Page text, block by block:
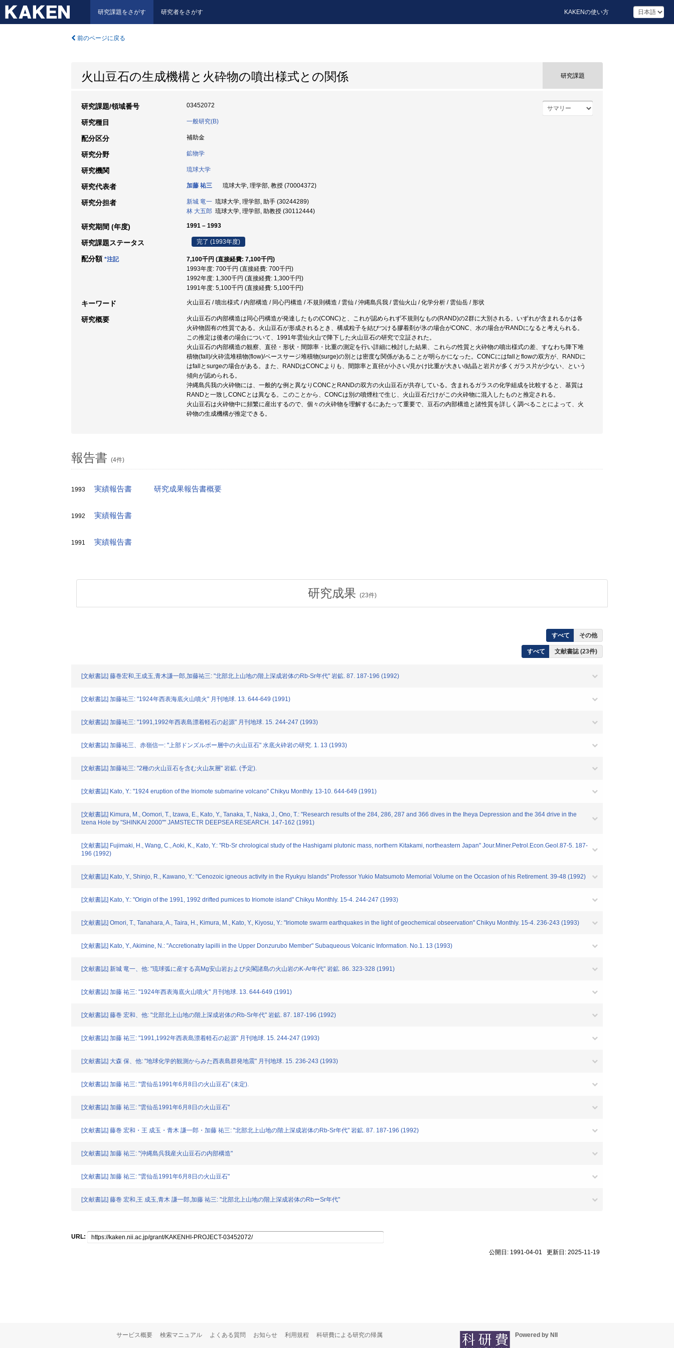
研究課題をさがす 研究者をさがす KAKENの使い方
前のページに戻る
火山豆石の生成機構と火砕物の噴出様式との関係 研究課題
研究課題/領域番号 03452072
研究種目 一般研究(B)
配分区分 補助金
研究分野 鉱物学
研究機関 琉球大学
研究代表者 加藤 祐三 琉球大学, 理学部, 教授 (70004372)
研究分担者 新城 竜一 琉球大学, 理学部, 助手 (30244289)
林 大五郎 琉球大学, 理学部, 助教授 (30112444)
研究期間 (年度) 1991 – 1993
研究課題ステータス 完了 (1993年度)
配分額 *注記
7,100千円 (直接経費: 7,100千円)
1993年度: 700千円 (直接経費: 700千円)
1992年度: 1,300千円 (直接経費: 1,300千円)
1991年度: 5,100千円 (直接経費: 5,100千円)
キーワード 火山豆石 / 噴出様式 / 内部構造 / 同心円構造 / 不規則構造 / 雲仙 / 沖縄島呉我 / 雲仙火山 / 化学分析 / 雲仙岳 / 形状
研究概要
火山豆石の内部構造は同心円構造が発達したもの(CONC)と、これが認められず不規則なもの(RAND)の2群に大別される。いずれが含まれるかは各
火砕物固有の性質である。火山豆石が形成されるとき、構成粒子を結びつける膠着剤が氷の場合がCONC、水の場合がRANDになると考えられる。
この推定は後者の場合について、1991年雲仙火山で降下した火山豆石の研究で立証された。
火山豆石の内部構造の観察、直径・形状・間隙率・比重の測定を行い詳細に検討した結果、これらの性質と火砕物の噴出様式の差、すなわち降下堆
積物(fall)/火砕流堆積物(flow)/ベースサージ堆積物(surge)の別とは密度な関係があることが明らかになった。CONCにはfallとflowの双方が、RANDに
はfallとsurgeの場合がある。また、RANDはCONCよりも、間隙率と直径が小さい/見かけ比重が大きい/結晶と岩片が多くガラス片が少ない、という
傾向が認められる。
沖縄島呉我の火砕物には、一般的な例と異なりCONCとRANDの双方の火山豆石が共存している。含まれるガラスの化学組成を比較すると、基質は
RANDと一致しCONCとは異なる。このことから、CONCは別の噴煙柱で生じ、火山豆石だけがこの火砕物に混入したものと推定される。
火山豆石は火砕物中に頻繁に産出するので、個々の火砕物を理解するにあたって重要で、豆石の内部構造と諸性質を詳しく調べることによって、火
砕物の生成機構が推定できる。
報告書 (4件)
1993 実績報告書 研究成果報告書概要
1992 実績報告書
1991 実績報告書
研究成果 (23件)
すべて その他
すべて 文献書誌 (23件)
[文献書誌] 藤巻宏和,王成玉,青木謙一郎,加藤祐三: "北部北上山地の階上深成岩体のRb-Sr年代" 岩鉱. 87. 187-196 (1992)
[文献書誌] 加藤祐三: "1924年西表海底火山噴火" 月刊地球. 13. 644-649 (1991)
[文献書誌] 加藤祐三: "1991,1992年西表島漂着軽石の起源" 月刊地球. 15. 244-247 (1993)
[文献書誌] 加藤祐三、赤嶺信一: "上部ドンズルボー層中の火山豆石" 水底火砕岩の研究. 1. 13 (1993)
[文献書誌] 加藤祐三: "2種の火山豆石を含む火山灰層" 岩鉱. (予定).
[文献書誌] Kato, Y.: "1924 eruption of the Iriomote submarine volcano" Chikyu Monthly. 13-10. 644-649 (1991)
[文献書誌] Kimura, M., Oomori, T., Izawa, E., Kato, Y., Tanaka, T., Naka, J., Ono, T.: "Research results of the 284, 286, 287 and 366 dives in the Iheya Depression and the 364 drive in the
Izena Hole by "SHINKAI 2000"" JAMSTECTR DEEPSEA RESEARCH. 147-162 (1991)
[文献書誌] Fujimaki, H., Wang, C., Aoki, K., Kato, Y.: "Rb-Sr chrological study of the Hashigami plutonic mass, northern Kitakami, northeastern Japan" Jour.Miner.Petrol.Econ.Geol.87-5. 187-
196 (1992)
[文献書誌] Kato, Y., Shinjo, R., Kawano, Y.: "Cenozoic igneous activity in the Ryukyu Islands" Professor Yukio Matsumoto Memorial Volume on the Occasion of his Retirement. 39-48 (1992)
[文献書誌] Kato, Y.: "Origin of the 1991, 1992 drifted pumices to Iriomote island" Chikyu Monthly. 15-4. 244-247 (1993)
[文献書誌] Omori, T., Tanahara, A., Taira, H., Kimura, M., Kato, Y., Kiyosu, Y.: "Iriomote swarm earthquakes in the light of geochemical obseervation" Chikyu Monthly. 15-4. 236-243 (1993)
[文献書誌] Kato, Y., Akimine, N.: "Accretionatry lapilli in the Upper Donzurubo Member" Subaqueous Volcanic Information. No.1. 13 (1993)
[文献書誌] 新城 竜一、他: "琉球弧に産する高Mg安山岩および尖閣諸島の火山岩のK-Ar年代" 岩鉱. 86. 323-328 (1991)
[文献書誌] 加藤 祐三: "1924年西表海底火山噴火" 月刊地球. 13. 644-649 (1991)
[文献書誌] 藤巻 宏和、他: "北部北上山地の階上深成岩体のRb-Sr年代" 岩鉱. 87. 187-196 (1992)
[文献書誌] 加藤 祐三: "1991,1992年西表島漂着軽石の起源" 月刊地球. 15. 244-247 (1993)
[文献書誌] 大森 保、他: "地球化学的観測からみた西表島群発地震" 月刊地球. 15. 236-243 (1993)
[文献書誌] 加藤 祐三: "雲仙岳1991年6月8日の火山豆石" (未定).
[文献書誌] 加藤 祐三: "雲仙岳1991年6月8日の火山豆石"
[文献書誌] 藤巻 宏和・王 成玉・青木 謙一郎・加藤 祐三: "北部北上山地の階上深成岩体のRb-Sr年代" 岩鉱. 87. 187-196 (1992)
[文献書誌] 加藤 祐三: "沖縄島呉我産火山豆石の内部構造"
[文献書誌] 加藤 祐三: "雲仙岳1991年6月8日の火山豆石"
[文献書誌] 藤巻 宏和,王 成玉,青木 謙一郎,加藤 祐三: "北部北上山地の階上深成岩体のRbーSr年代"
URL:
公開日: 1991-04-01 更新日: 2025-11-19
サービス概要 検索マニュアル よくある質問 お知らせ 利用規程 科研費による研究の帰属 Powered by NII